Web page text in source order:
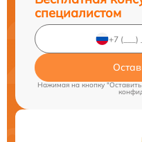
специалистом
Нажимая на кнопку